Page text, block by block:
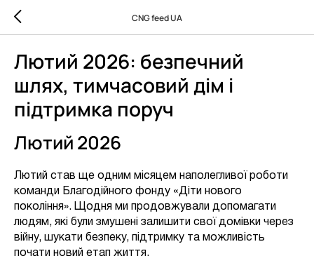
CNG feed UA
Лютий 2026: безпечний
шлях, тимчасовий дім і
підтримка поруч
Лютий 2026
Лютий став ще одним місяцем наполегливої роботи
команди Благодійного фонду «Діти нового
покоління». Щодня ми продовжували допомагати
людям, які були змушені залишити свої домівки через
війну, шукати безпеку, підтримку та можливість
почати новий етап життя.